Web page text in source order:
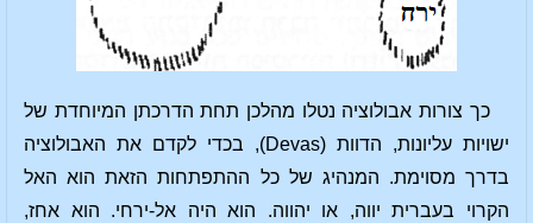
כך צורות אבולוציה נטלו מהלכן תחת הדרכתן המיוחדת של
ישויות עליונות, הדוות (Devas), בכדי לקדם את האבולוציה
בדרך מסוימת. המנהיג של כל ההתפתחות הזאת הוא האל
הקרוי בעברית יווה, או יהווה. הוא היה אל-ירחי. הוא אחז,